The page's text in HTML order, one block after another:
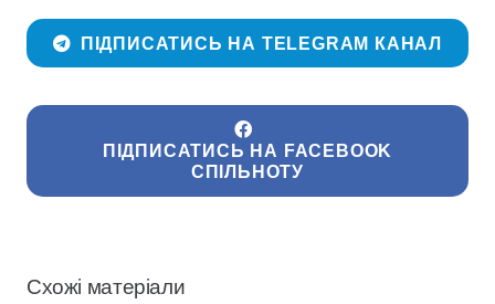
ПІДПИСАТИСЬ НА TELEGRAM КАНАЛ
ПІДПИСАТИСЬ НА FACEBOOK
СПІЛЬНОТУ
Схожі матеріали